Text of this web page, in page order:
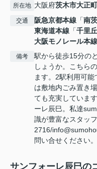
所在地 大阪府茨木市大正町
交通 阪急京都本線 「南
東海道本線 「千里丘
大阪モノレール本線
備考
駅から徒歩15分の
しょうか。こちら
ます。2駅利用可
は敷地内ごみ置き
ても充実していま
ーレ辰巳。私達
識が豊富なスタッ
2716/
問い合せください。
サンフォーレ辰巳の